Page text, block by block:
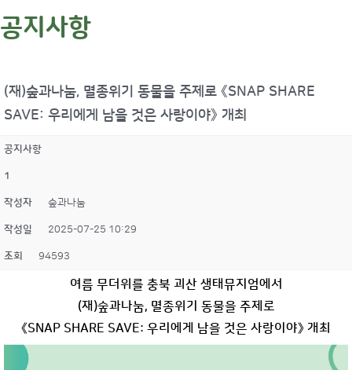
공지사항
(재)숲과나눔, 멸종위기 동물을 주제로 《SNAP SHARE
SAVE: 우리에게 남을 것은 사랑이야》 개최
공지사항
1
작성자 숲과나눔
작성일 2025-07-25 10:29
조회 94593
여름 무더위를 충북 괴산 생태뮤지엄에서
(재 )숲과나눔, 멸종위기 동물을 주제로
《SNAP SHARE SAVE: 우리에게 남을 것은 사랑이야》 개최